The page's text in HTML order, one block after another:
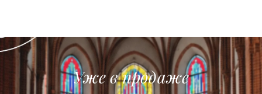
Уже в продаже